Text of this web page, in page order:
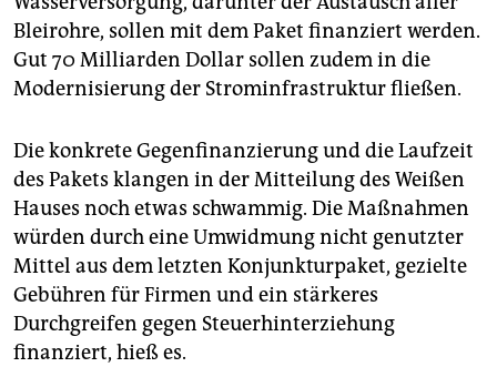
Bleirohre, sollen mit dem Paket finanziert werden.
Gut 70 Milliarden Dollar sollen zudem in die
Modernisierung der Strominfrastruktur fließen.
Die konkrete Gegenfinanzierung und die Laufzeit
des Pakets klangen in der Mitteilung des Weißen
Hauses noch etwas schwammig. Die Maßnahmen
würden durch eine Umwidmung nicht genutzter
Mittel aus dem letzten Konjunkturpaket, gezielte
Gebühren für Firmen und ein stärkeres
Durchgreifen gegen Steuerhinterziehung
finanziert, hieß es.